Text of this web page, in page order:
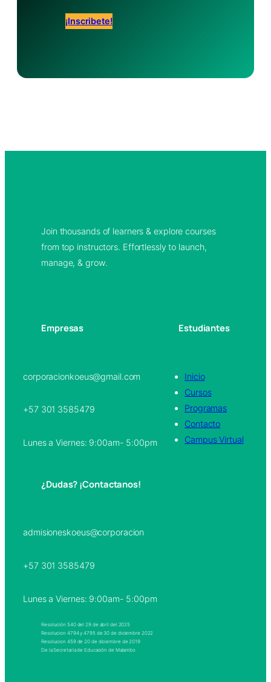
¡Inscribete!
Join thousands of learners & explore courses
from top instructors. Effortlessly to launch,
manage, & grow.
Empresas
corporacionkoeus@gmail.com
+57 301 3585479
Lunes a Viernes: 9:00am- 5:00pm
Estudiantes
Inicio
Cursos
Programas
Contacto
Campus Virtual
¿Dudas? ¡Contactanos!
admisioneskoeus@corporacion
+57 301 3585479
Lunes a Viernes: 9:00am- 5:00pm
Resolución 540 del 29 de abril del 2025
Resolucion 4794 y 4795 de 30 de diciembre 2022
Resolucion 459 de 20 de diciembre de 2019
De la Secretaría de Educación de Malambo